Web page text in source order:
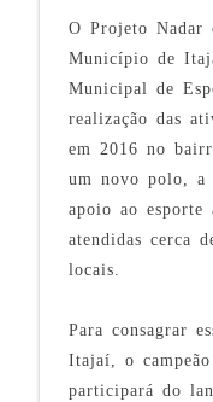
O Projeto Nadar
Município de
Municipal de
realização das
em 2016 no
um novo polo, a
apoio ao esporte
atendidas cerca
locais.
Para consagrar
Itajaí, o
participará do